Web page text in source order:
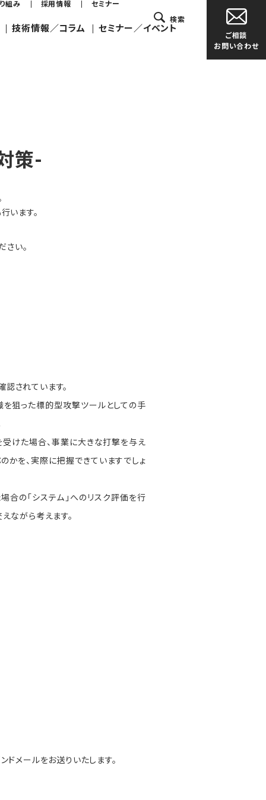
組み 採用情報 セミナー
技術情報／コラム セミナー／イベント
検索
ご相談
お問い合わせ
策-
います。
さい。
されています。
狙った標的型攻撃ツールとしての手
けた場合、事業に大きな打撃を与え
かを、実際に把握できていますでしょ
合の「システム」へのリスク評価を行
ながら考えます。
メールをお送りいたします。